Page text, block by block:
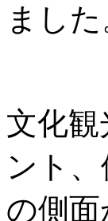
ました
文化
ント
の側